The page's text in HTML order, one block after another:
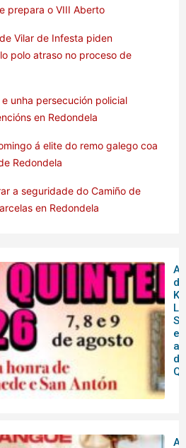
prepara o VIII Aberto
Vilar de Infesta piden
polo atraso no proceso de
unha persecución policial
en Redondela
á elite do remo galego coa
Redondela
a seguridade do Camiño de
en Redondela
de
A